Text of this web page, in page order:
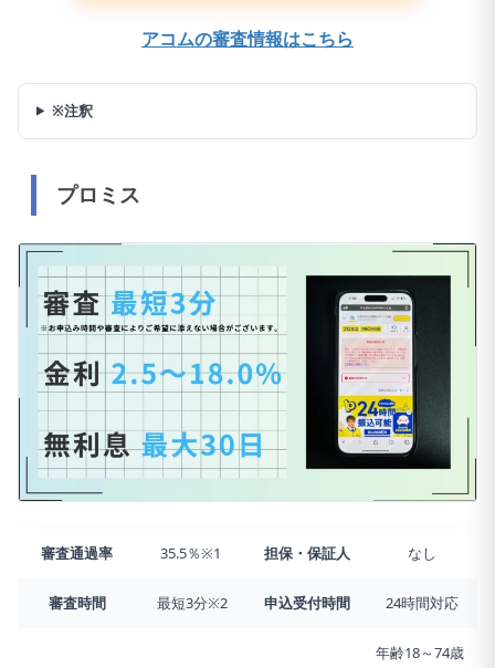
アコムの審査情報はこちら
※注釈
プロミス
審査通過率 35.5％※1 担保・保証人 なし
審査時間 最短3分※2 申込受付時間 24時間対応
年齢18～74歳